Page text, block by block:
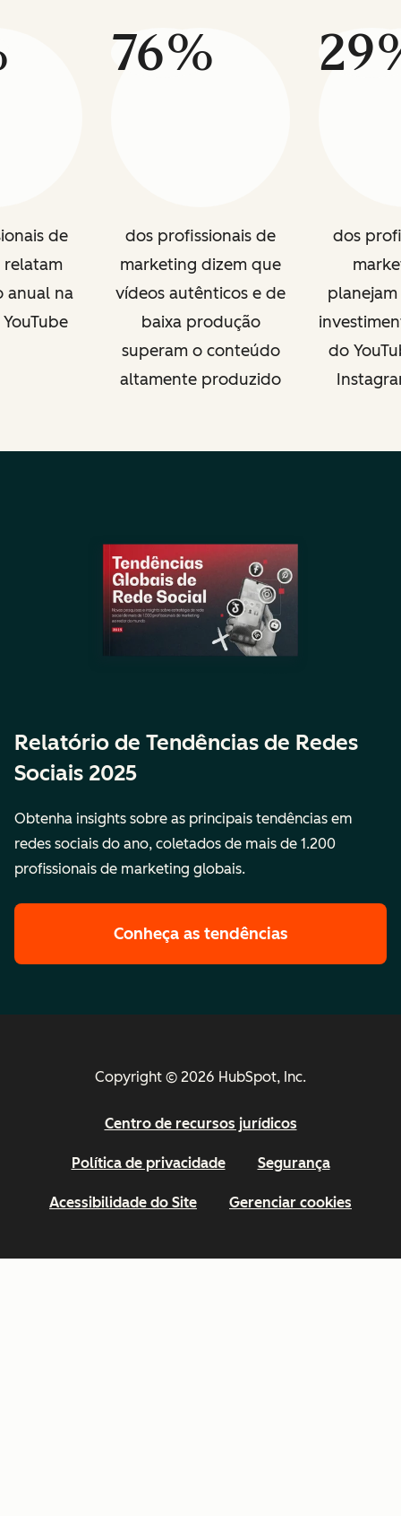
de
anual na
76%
dos profissionais de
marketing dizem que
vídeos autênticos e de
baixa produção
superam o conteúdo
altamente produzido
dos
do
Relatório de Tendências de Redes
Sociais 2025
Obtenha insights sobre as principais tendências em
redes sociais do ano, coletados de mais de 1.200
profissionais de marketing globais.
Conheça as tendências
Copyright © 2026 HubSpot, Inc.
Centro de recursos jurídicos
Política de privacidade Segurança
Acessibilidade do Site Gerenciar cookies